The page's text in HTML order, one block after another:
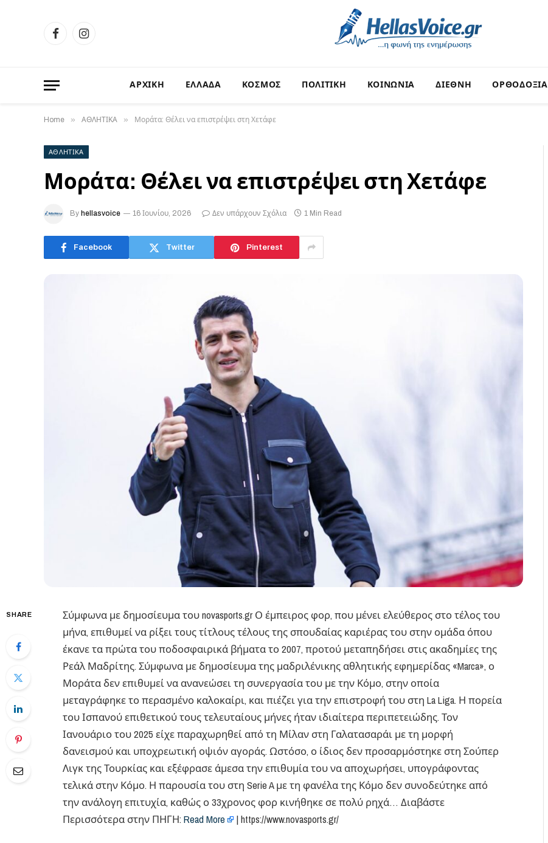
FacebookInstagram
ΑΡΧΙΚΗ ΕΛΛΑΔΑ ΚΟΣΜΟΣ ΠΟΛΙΤΙΚΗ ΚΟΙΝΩΝΙΑ ΔΙΕΘΝΗ ΟΡΘΟΔΟΞΙΑ
Home » ΑΘΛΗΤΙΚΑ » Μοράτα: Θέλει να επιστρέψει στη Χετάφε
ΑΘΛΗΤΙΚΑ
Μοράτα: Θέλει να επιστρέψει στη Χετάφε
By hellasvoice 16 Ιουνίου, 2026 Δεν υπάρχουν Σχόλια 1 Min Read
Facebook Twitter Pinterest
SHARE
Σύμφωνα με δημοσίευμα του novasports.gr Ο έμπειρος φορ, που μένει ελεύθερος στο τέλος του
μήνα, επιθυμεί να ρίξει τους τίτλους τέλους της σπουδαίας καριέρας του στην ομάδα όπου
έκανε τα πρώτα του ποδοσφαιρικά βήματα το 2007, προτού μεταπηδήσει στις ακαδημίες της
Ρεάλ Μαδρίτης. Σύμφωνα με δημοσίευμα της μαδριλένικης αθλητικής εφημερίδας «Marca», ο
Μοράτα δεν επιθυμεί να ανανεώσει τη συνεργασία του με την Κόμο, στην οποία
μεταγράφηκε το περασμένο καλοκαίρι, και πιέζει για την επιστροφή του στη La Liga. Η πορεία
του Ισπανού επιθετικού τους τελευταίους μήνες ήταν ιδιαίτερα περιπετειώδης. Τον
Ιανουάριο του 2025 είχε παραχωρηθεί από τη Μίλαν στη Γαλατασαράι με τη μορφή
δανεισμού και υποχρεωτική οψιόν αγοράς. Ωστόσο, ο ίδιος δεν προσαρμόστηκε στη Σούπερ
Λιγκ της Τουρκίας και εξέφρασε άμεσα την επιθυμία του να αποχωρήσει, υπογράφοντας
τελικά στην Κόμο. Η παρουσία του στη Serie A με τη φανέλα της Κόμο δεν συνοδεύτηκε από
την ανάλογη επιτυχία, καθώς ο 33χρονος φορ κινήθηκε σε πολύ ρηχά… Διαβάστε
Περισσότερα στην ΠΗΓΗ:Read More | https://www.novasports.gr/